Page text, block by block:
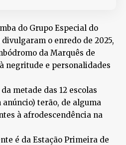
do Grupo Especial do
o enredo de 2025,
da Marquês de
negritude e personalidades
metade das 12 escolas
terão, de alguma
à afrodescendência na
é da Estação Primeira de